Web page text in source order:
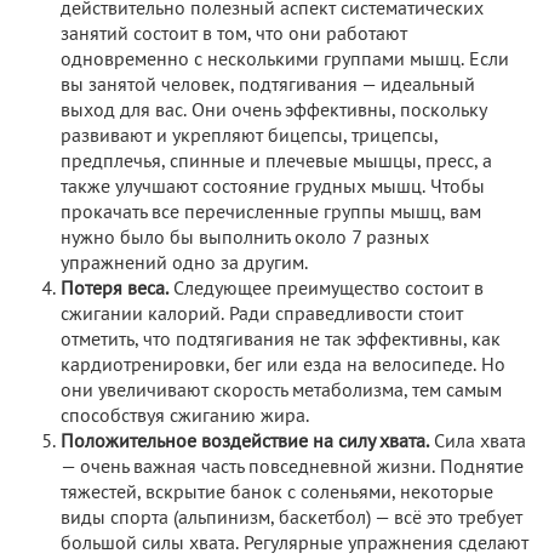
действительно полезный аспект систематических
занятий состоит в том, что они работают
одновременно с несколькими группами мышц. Если
вы занятой человек, подтягивания — идеальный
выход для вас. Они очень эффективны, поскольку
развивают и укрепляют бицепсы, трицепсы,
предплечья, спинные и плечевые мышцы, пресс, а
также улучшают состояние грудных мышц. Чтобы
прокачать все перечисленные группы мышц, вам
нужно было бы выполнить около 7 разных
упражнений одно за другим.
Потеря веса. Следующее преимущество состоит в
сжигании калорий. Ради справедливости стоит
отметить, что подтягивания не так эффективны, как
кардиотренировки, бег или езда на велосипеде. Но
они увеличивают скорость метаболизма, тем самым
способствуя сжиганию жира.
Положительное воздействие на силу хвата.Сила хвата
— очень важная часть повседневной жизни. Поднятие
тяжестей, вскрытие банок с соленьями, некоторые
виды спорта (альпинизм, баскетбол) — всё это требует
большой силы хвата. Регулярные упражнения сделают